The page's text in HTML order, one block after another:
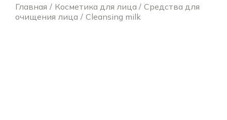
Главная Косметика для лица
Средства для
очищения лица
Cleansing milk